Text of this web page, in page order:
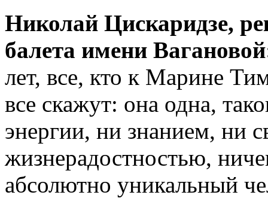
Николай Цискаридзе,
балета имени
лет, все, кто к Марине
все скажут: она одна,
энергии, ни знанием, ни
жизнерадостностью,
абсолютно уникальный